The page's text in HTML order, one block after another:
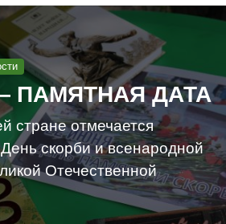
ПАМЯТНАЯ ДАТА
стране отмечается
скорби и всенародной
Отечественной